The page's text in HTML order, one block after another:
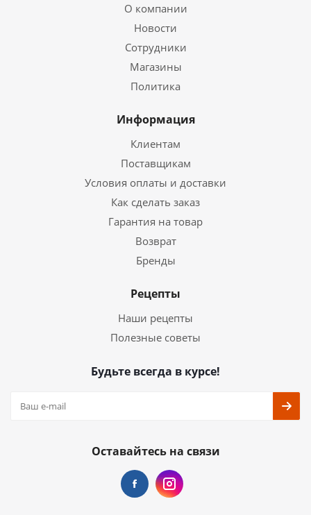
О компании
Новости
Сотрудники
Магазины
Политика
Информация
Клиентам
Поставщикам
Условия оплаты и доставки
Как сделать заказ
Гарантия на товар
Возврат
Бренды
Рецепты
Наши рецепты
Полезные советы
Будьте всегда в курсе!
Оставайтесь на связи